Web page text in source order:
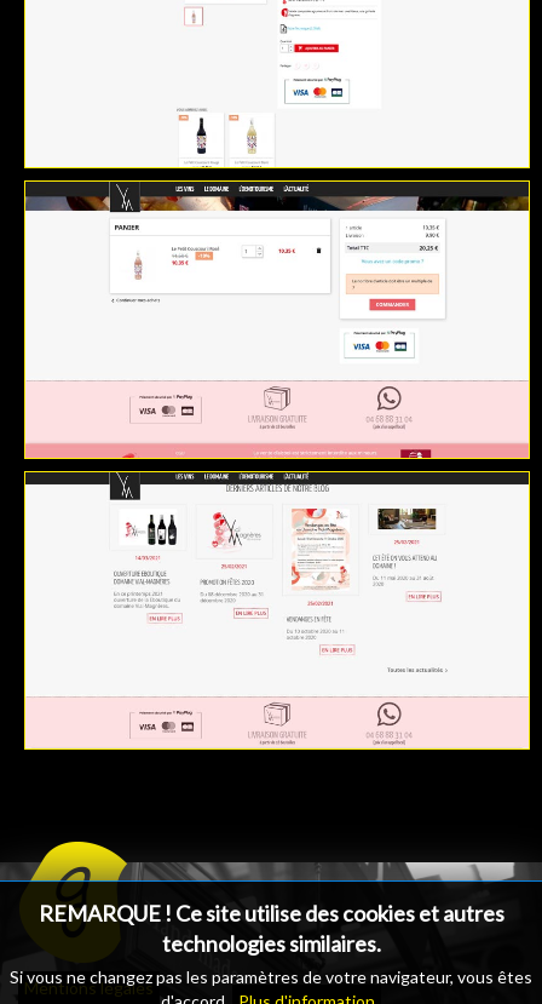
Mentions légales
REMARQUE ! Ce site utilise des cookies et autres
technologies similaires.
Si vous ne changez pas les paramètres de votre navigateur, vous êtes